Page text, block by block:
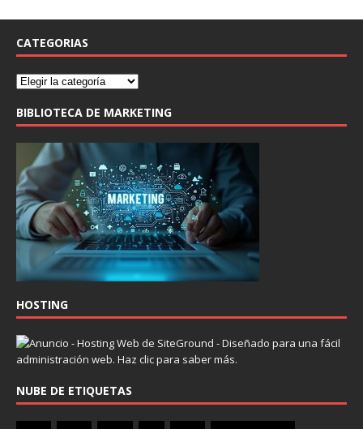
CATEGORIAS
BIBLIOTECA DE MARKETING
HOSTING
NUBE DE ETIQUETAS